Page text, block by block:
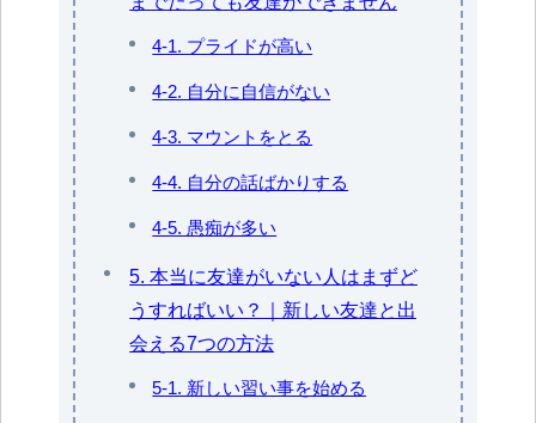
4-1. プライドが高い
4-2. 自分に自信がない
4-3. マウントをとる
4-4. 自分の話ばかりする
4-5. 愚痴が多い
5. 本当に友達がいない人はまずど
うすればいい？｜新しい友達と出
会える7つの方法
5-1. 新しい習い事を始める